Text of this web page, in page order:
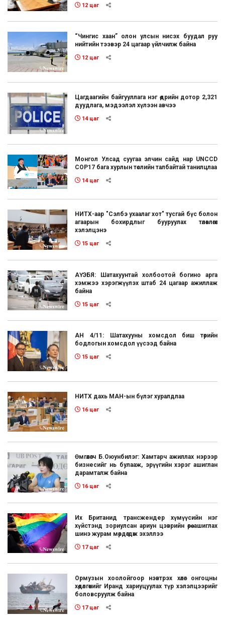
12 цаг
“Чингис хаан” олон улсын нисэх буудал руу
нийтийн тээвэр 24 цагаар үйлчилж байна
12 цаг
Цагдаагийн байгууллага нэг өдрийн дотор 2,321
дуудлага, мэдээлэл хүлээн авчээ
14 цаг
Монгол Улсад суугаа элчин сайд нар UNCCD
COP17 бага хурлын төслийн талбайтай танилцлаа
14 цаг
НИТХ-аар "Сэлбэ ухаалаг хот" тусгай бүс болон
агаарын бохирдлыг бууруулах төлөвлөгөөг
хэлэлцэнэ
15 цаг
АҮЭБЯ: Шатахуунтай холбоотой богино арга
хэмжээ хэрэгжүүлэх штаб 24 цагаар ажиллаж
байна
15 цаг
АН 4/11: Шатахууны хомсдол биш төрийн
бодлогын хомсдол үүсээд байна
15 цаг
НИТХ дахь МАН-ын бүлэг хуралдлаа
16 цаг
Өмгөөлөгч Б.Оюунбилэг: Хамтарч ажиллах нэрээр
бизнесийг нь булааж, эрүүгийн хэрэг ашиглан
дарамталж байна
16 цаг
Их Британид трансжендер хүмүүсийн нэг
хүйстэнд зориулсан ариун цэврийн өрөө ашиглах
шинэ журам мөрдөгдөж эхэллээ
17 цаг
Ормузын хоолойгоор нэвтрэх хөлөг онгоцны
хөдөлгөөнийг Иранд хариуцуулах түр хэлэлцээрийг
боловсруулж байна
17 цаг